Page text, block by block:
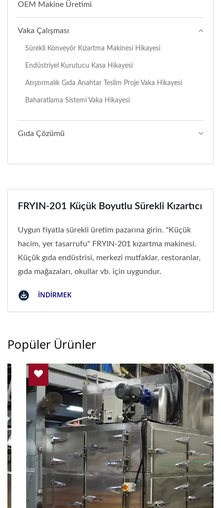
OEM Makine Üretimi
Vaka Çalışması
Sürekli Konveyör Kızartma Makinesi Hikayesi
Endüstriyel Kurutucu Kasa Hikayesi
Atıştırmalık Gıda Anahtar Teslim Proje Vaka Hikayesi
Baharatlama Sistemi Vaka Hikayesi
Gıda Çözümü
FRYIN-201 Küçük Boyutlu Sürekli Kızartıcı
Uygun fiyatla sürekli üretim pazarına girin. "Küçük
hacim, yer tasarrufu" FRYIN-201 kızartma makinesi.
Küçük gıda endüstrisi, merkezi mutfaklar, restoranlar,
gıda mağazaları, okullar vb. için uygundur.
İNDIRMEK
Popüler Ürünler